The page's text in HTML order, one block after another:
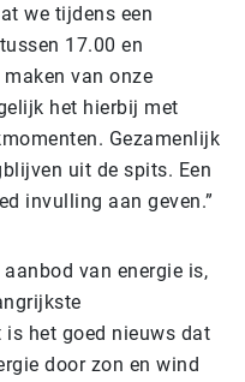
we tijdens een
17.00 en
van onze
het hierbij met
Gezamenlijk
uit de spits. Een
invulling aan geven.”
van energie is,
het goed nieuws dat
door zon en wind